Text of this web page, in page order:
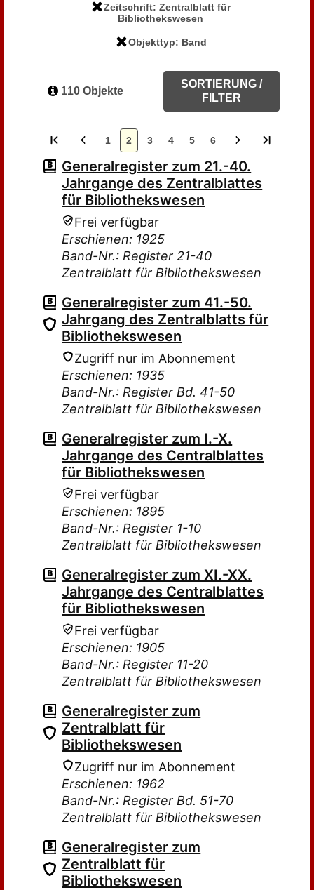
Zeitschrift: Zentralblatt für
Bibliothekswesen
Objekttyp: Band
110 Objekte
SORTIERUNG /
FILTER
1 2 3 4 5 6
Generalregister zum 21.-40.
Jahrgange des Zentralblattes
für Bibliothekswesen
Frei verfügbar
Erschienen: 1925
Band-Nr.: Register 21-40
Zentralblatt für Bibliothekswesen
Generalregister zum 41.-50.
Jahrgang des Zentralblatts für
Bibliothekswesen
Zugriff nur im Abonnement
Erschienen: 1935
Band-Nr.: Register Bd. 41-50
Zentralblatt für Bibliothekswesen
Generalregister zum I.-X.
Jahrgange des Centralblattes
für Bibliothekswesen
Frei verfügbar
Erschienen: 1895
Band-Nr.: Register 1-10
Zentralblatt für Bibliothekswesen
Generalregister zum XI.-XX.
Jahrgange des Centralblattes
für Bibliothekswesen
Frei verfügbar
Erschienen: 1905
Band-Nr.: Register 11-20
Zentralblatt für Bibliothekswesen
Generalregister zum
Zentralblatt für
Bibliothekswesen
Zugriff nur im Abonnement
Erschienen: 1962
Band-Nr.: Register Bd. 51-70
Zentralblatt für Bibliothekswesen
Generalregister zum
Zentralblatt für
Bibliothekswesen